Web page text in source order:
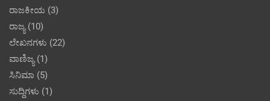
ರಾಜಕೀಯ (3)
ರಾಜ್ಯ(10)
ಲೇಖನಗಳು (22)
ವಾಣಿಜ್ಯ(1)
ಸಿನಿಮಾ (5)
ಸುದ್ದಿಗಳು (1)